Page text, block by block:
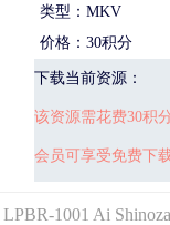
类型：MKV
价格：30积分
下载当前资源：
该资源需花费30积
会员可享受免费下
LPBR-1001 Ai